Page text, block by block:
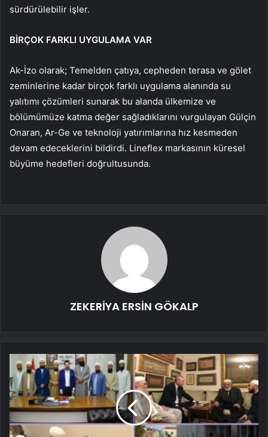
sürdürülebilir işler.
BİRÇOK FARKLI UYGULAMA VAR
Ak-İzo olarak; Temelden çatıya, cepheden terasa ve gölet
zeminlerine kadar birçok farklı uygulama alanında su
yalıtımı çözümleri sunarak bu alanda ülkemize ve
bölümümüze katma değer sağladıklarını vurgulayan Gülçin
Onaran, Ar-Ge ve teknoloji yatırımlarına hız kesmeden
devam edeceklerini bildirdi. Lineflex markasının küresel
büyüme hedefleri doğrultusunda.
ZEKERİYA ERSİN GÖKALP